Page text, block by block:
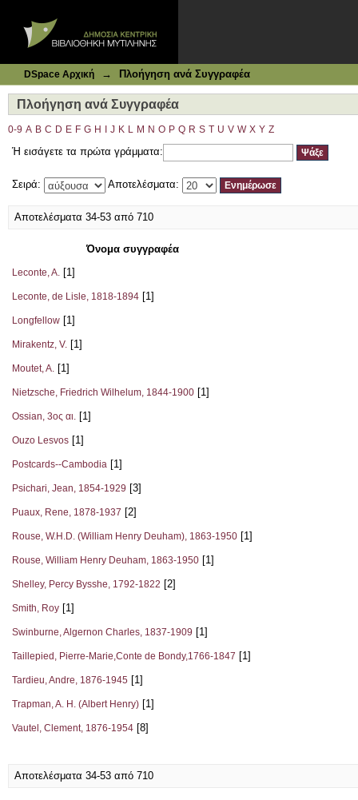
DSpace Αρχική → Πλοήγηση ανά Συγγραφέα
Πλοήγηση ανά Συγγραφέα
0-9 A B C D E F G H J K L M N O P Q R S T U V W X Y Z
Ή εισάγετε τα πρώτα γράμματα:
Σειρά: Αποτελέσματα:
Αποτελέσματα 34-53 από 710
Όνομα συγγραφέα
Leconte, A. [1]
Leconte, de Lisle, 1818-1894 [1]
Longfellow [1]
Mirakentz, V. [1]
Moutet, A. [1]
Nietzsche, Friedrich Wilhelum, 1844-1900 [1]
Ossian, 3ος αι. [1]
Ouzo Lesvos [1]
Postcards--Cambodia [1]
Psichari, Jean, 1854-1929 [3]
Puaux, Rene, 1878-1937 [2]
Rouse, W.H.D. (William Henry Deuham), 1863-1950 [1]
Rouse, William Henry Deuham, 1863-1950 [1]
Shelley, Percy Bysshe, 1792-1822 [2]
Smith, Roy [1]
Swinburne, Algernon Charles, 1837-1909 [1]
Taillepied, Pierre-Marie,Conte de Bondy,1766-1847 [1]
Tardieu, Andre, 1876-1945 [1]
Trapman, A. H. (Albert Henry) [1]
Vautel, Clement, 1876-1954 [8]
Αποτελέσματα 34-53 από 710